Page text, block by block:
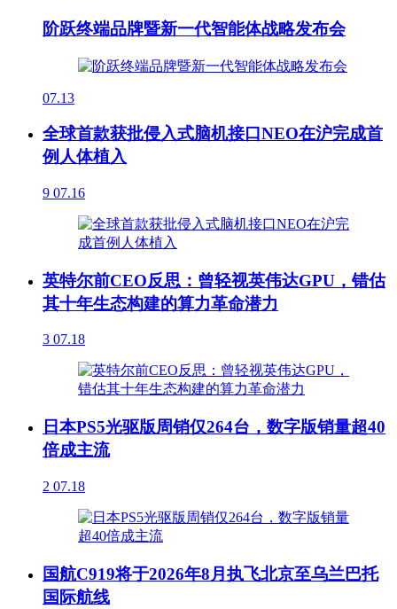
阶跃终端品牌暨新一代智能体战略发布会
07.13
全球首款获批侵入式脑机接口NEO在沪完成首
例人体植入
9 07.16
英特尔前CEO反思：曾轻视英伟达GPU，错估
其十年生态构建的算力革命潜力
3 07.18
日本PS5光驱版周销仅264台，数字版销量超40
倍成主流
2 07.18
国航C919将于2026年8月执飞北京至乌兰巴托
国际航线